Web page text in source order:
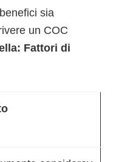
sia
un COC
Fattori di